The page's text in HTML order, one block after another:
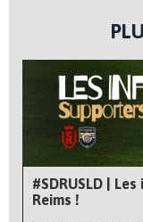
#SDRUSLD |
Reims !